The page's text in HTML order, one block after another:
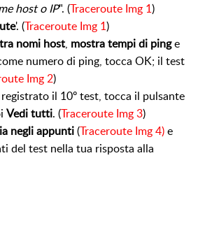
host o IP". (Traceroute Img 1)
'. (Traceroute Img 1)
nomi host, mostra tempi di pinge
numero di ping, tocca OK; il test
Img 2)
il 10º test, tocca il pulsante
Vedi tutti. (Traceroute Img 3)
negli appunti(Traceroute Img 4)e
del test nella tua risposta alla